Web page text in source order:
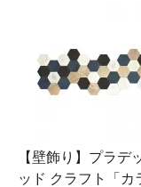
【壁飾り】プラデ
ッド クラフト「カ